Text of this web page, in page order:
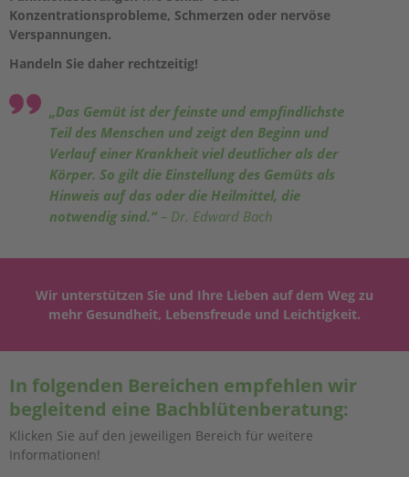
Konzentrationsprobleme, Schmerzen oder nervöse
Verspannungen.
Handeln Sie daher rechtzeitig!
„Das Gemüt ist der feinste und empfindlichste
Teil des Menschen und zeigt den Beginn und
Verlauf einer Krankheit viel deutlicher als der
Körper. So gilt die Einstellung des Gemüts als
Hinweis auf das oder die Heilmittel, die
notwendig sind.“– Dr. Edward Bach
Wir unterstützen Sie und Ihre Lieben auf dem Weg zu
mehr Gesundheit, Lebensfreude und Leichtigkeit.
In folgenden Bereichen empfehlen wir
begleitend eine Bachblütenberatung:
Klicken Sie auf den jeweiligen Bereich für weitere
Informationen!